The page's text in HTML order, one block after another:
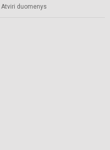
Atviri duomenys